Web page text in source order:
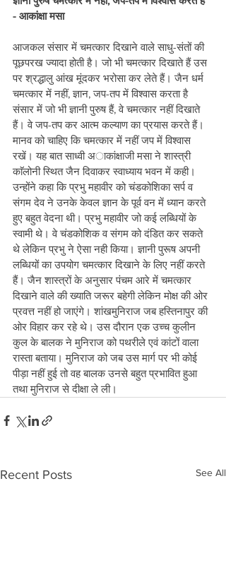
- आकांक्षा मसा
आजकल संसार में चमत्कार दिखाने वाले साधु-संतों की
पूछपरख ज्यादा होती है। जो भी चमत्कार दिखाते हैं उस
पर श्रद्धालु आंख मूंदकर भरोसा कर लेते हैं। जैन धर्म
चमत्कार में नहीं, ज्ञान, जप-तप में विश्वास करता है
संसार में जो भी ज्ञानी पुरुष हैं, वे चमत्कार नहीं दिखाते
हैं। वे जप-तप कर आत्म कल्याण का प्रयास करते हैं।
मानव को चाहिए कि चमत्कार में नहीं जप में विश्वास
रखें। यह बात साध्वी अाकांक्षाजी मसा ने शास्त्री
काॅलोनी स्थित जैन दिवाकर स्वाध्याय भवन में कही।
उन्होंने कहा कि प्रभु महावीर को चंडकोशिका सर्प व
संगम देव ने उनके केवल ज्ञान के पूर्व वन में ध्यान करते
हुए बहुत वेदना थी। प्रभु महावीर जो कई लब्धियों के
स्वामी थे। वे चंडकोशिक व संगम को दंडित कर सकते
थे लेकिन प्रभु ने ऐसा नही किया। ज्ञानी पुरूष अपनी
लब्धियों का उपयोग चमत्कार दिखाने के लिए नहीं करते
हैं। जैन शास्त्रों के अनुसार पंचम आरे में चमत्कार
दिखाने वाले की ख्याति जरूर बहेगी लेकिन मोक्ष की ओर
प्रवत्त नहीं हो जाएंगे। शांखमुनिराज जब हस्तिनापुर की
ओर विहार कर रहे थे। उस दौरान एक उच्च कुलीन
कुल के बालक ने मुनिराज को पथरीले एवं कांटों वाला
रास्ता बताया। मुनिराज को जब उस मार्ग पर भी कोई
पीड़ा नहीं हुई तो वह बालक उनसे बहुत प्रभावित हुआ
तथा मुनिराज से दीक्षा ले ली।
Recent Posts See All